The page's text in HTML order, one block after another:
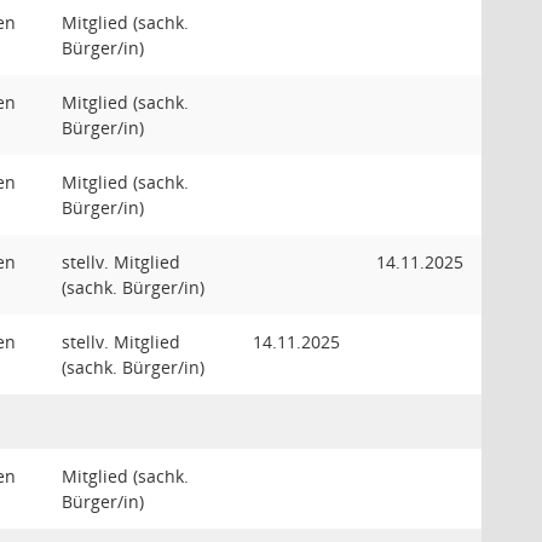
Mitglied (sachk.
Bürger/in)
Mitglied (sachk.
Bürger/in)
Mitglied (sachk.
Bürger/in)
stellv. Mitglied
(sachk. Bürger/in)
14.11.2025
stellv. Mitglied
(sachk. Bürger/in)
14.11.2025
Mitglied (sachk.
Bürger/in)